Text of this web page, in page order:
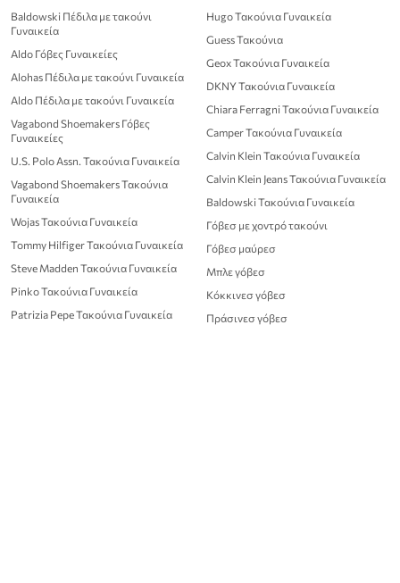
Baldowski Πέδιλα με τακούνι
Γυναικεία
Aldo Γόβες Γυναικείες
Alohas Πέδιλα με τακούνι Γυναικεία
Aldo Πέδιλα με τακούνι Γυναικεία
Vagabond Shoemakers Γόβες
Γυναικείες
U.S. Polo Assn. Τακούνια Γυναικεία
Vagabond Shoemakers Τακούνια
Γυναικεία
Wojas Τακούνια Γυναικεία
Tommy Hilfiger Τακούνια Γυναικεία
Steve Madden Τακούνια Γυναικεία
Pinko Τακούνια Γυναικεία
Patrizia Pepe Τακούνια Γυναικεία
Hugo Τακούνια Γυναικεία
Guess Τακούνια
Geox Τακούνια Γυναικεία
DKNY Τακούνια Γυναικεία
Chiara Ferragni Τακούνια Γυναικεία
Camper Τακούνια Γυναικεία
Calvin Klein Τακούνια Γυναικεία
Calvin Klein Jeans Τακούνια Γυναικεία
Baldowski Τακούνια Γυναικεία
Γόβεσ με χοντρό τακούνι
Γόβεσ μαύρεσ
Μπλε γόβεσ
Κόκκινεσ γόβεσ
Πράσινεσ γόβεσ